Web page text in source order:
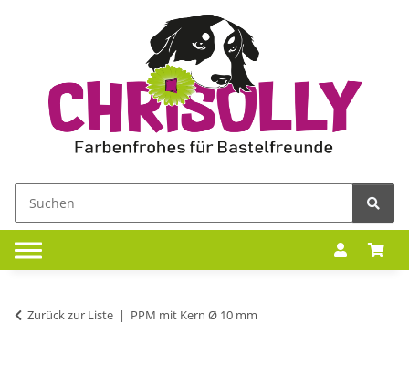
Zurück zur Liste PPM mit Kern Ø 10 mm